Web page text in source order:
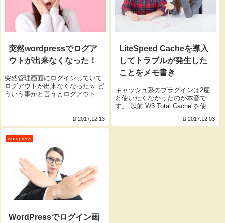
突然wordpressでログア
ウトが出来なくなった！
突然管理画面にログインしていて
ログアウトが出来なくなったｗ ど
ういう事かと言うとログアウトし
ログインしようとしても404ペー
ジが表示されるようになってしま
いました。 以前もなんか...
2017.12.13
LiteSpeed Cacheを導入
してトラブルが発生した
ことをメモ書き
キャッシュ系のプラグインは2度
と使いたくなかったのが本音で
す。 以前 W3 Total Cache を使っ
もう3年以上経ってるんだｗ 早い
2017.12.03
wordpress
WordPressでログイン画